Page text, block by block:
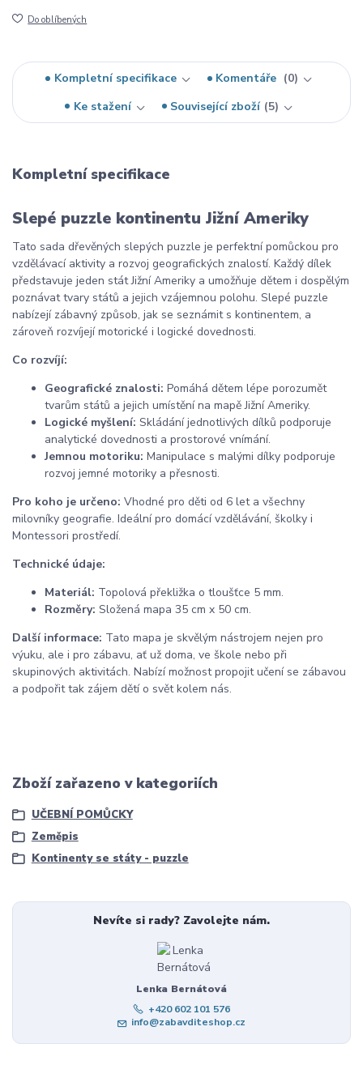
Do oblíbených
Kompletní specifikace Komentáře
0
Ke stažení
Související zboží 5
Kompletní specifikace
Slepé puzzle kontinentu Jižní Ameriky
Tato sada dřevěných slepých puzzle je perfektní pomůckou pro
vzdělávací aktivity a rozvoj geografických znalostí. Každý dílek
představuje jeden stát Jižní Ameriky a umožňuje dětem i dospělým
poznávat tvary států a jejich vzájemnou polohu. Slepé puzzle
nabízejí zábavný způsob, jak se seznámit s kontinentem, a
zároveň rozvíjejí motorické i logické dovednosti.
Co rozvíjí:
Geografické znalosti: Pomáhá dětem lépe porozumět
tvarům států a jejich umístění na mapě Jižní Ameriky.
Logické myšlení: Skládání jednotlivých dílků podporuje
analytické dovednosti a prostorové vnímání.
Jemnou motoriku: Manipulace s malými dílky podporuje
rozvoj jemné motoriky a přesnosti.
Pro koho je určeno: Vhodné pro děti od 6 let a všechny
milovníky geografie. Ideální pro domácí vzdělávání, školky i
Montessori prostředí.
Technické údaje:
Materiál: Topolová překližka o tloušťce 5 mm.
Rozměry: Složená mapa 35 cm x 50 cm.
Další informace: Tato mapa je skvělým nástrojem nejen pro
výuku, ale i pro zábavu, ať už doma, ve škole nebo při
skupinových aktivitách. Nabízí možnost propojit učení se zábavou
a podpořit tak zájem dětí o svět kolem nás.
Zboží zařazeno v kategoriích
UČEBNÍ POMŮCKY
Zeměpis
Kontinenty se státy - puzzle
Nevíte si rady? Zavolejte nám.
Lenka Bernátová
+420 602 101 576
info@zabavditeshop.cz